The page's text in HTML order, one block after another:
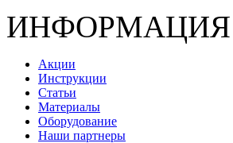
ИНФОРМАЦИЯ
Акции
Инструкции
Статьи
Материалы
Оборудование
Наши партнеры